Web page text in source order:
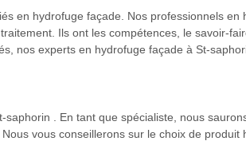
en hydrofuge façade. Nos professionnels en
Ils ont les compétences, le savoir-
nos experts en hydrofuge façade à St-
. En tant que spécialiste, nous
vous conseillerons sur le choix de produit